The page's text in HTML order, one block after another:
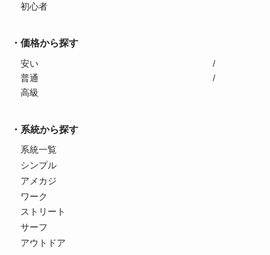
初心者
価格から探す
安い
普通
高級
系統から探す
系統一覧
シンプル
アメカジ
ワーク
ストリート
サーフ
アウトドア